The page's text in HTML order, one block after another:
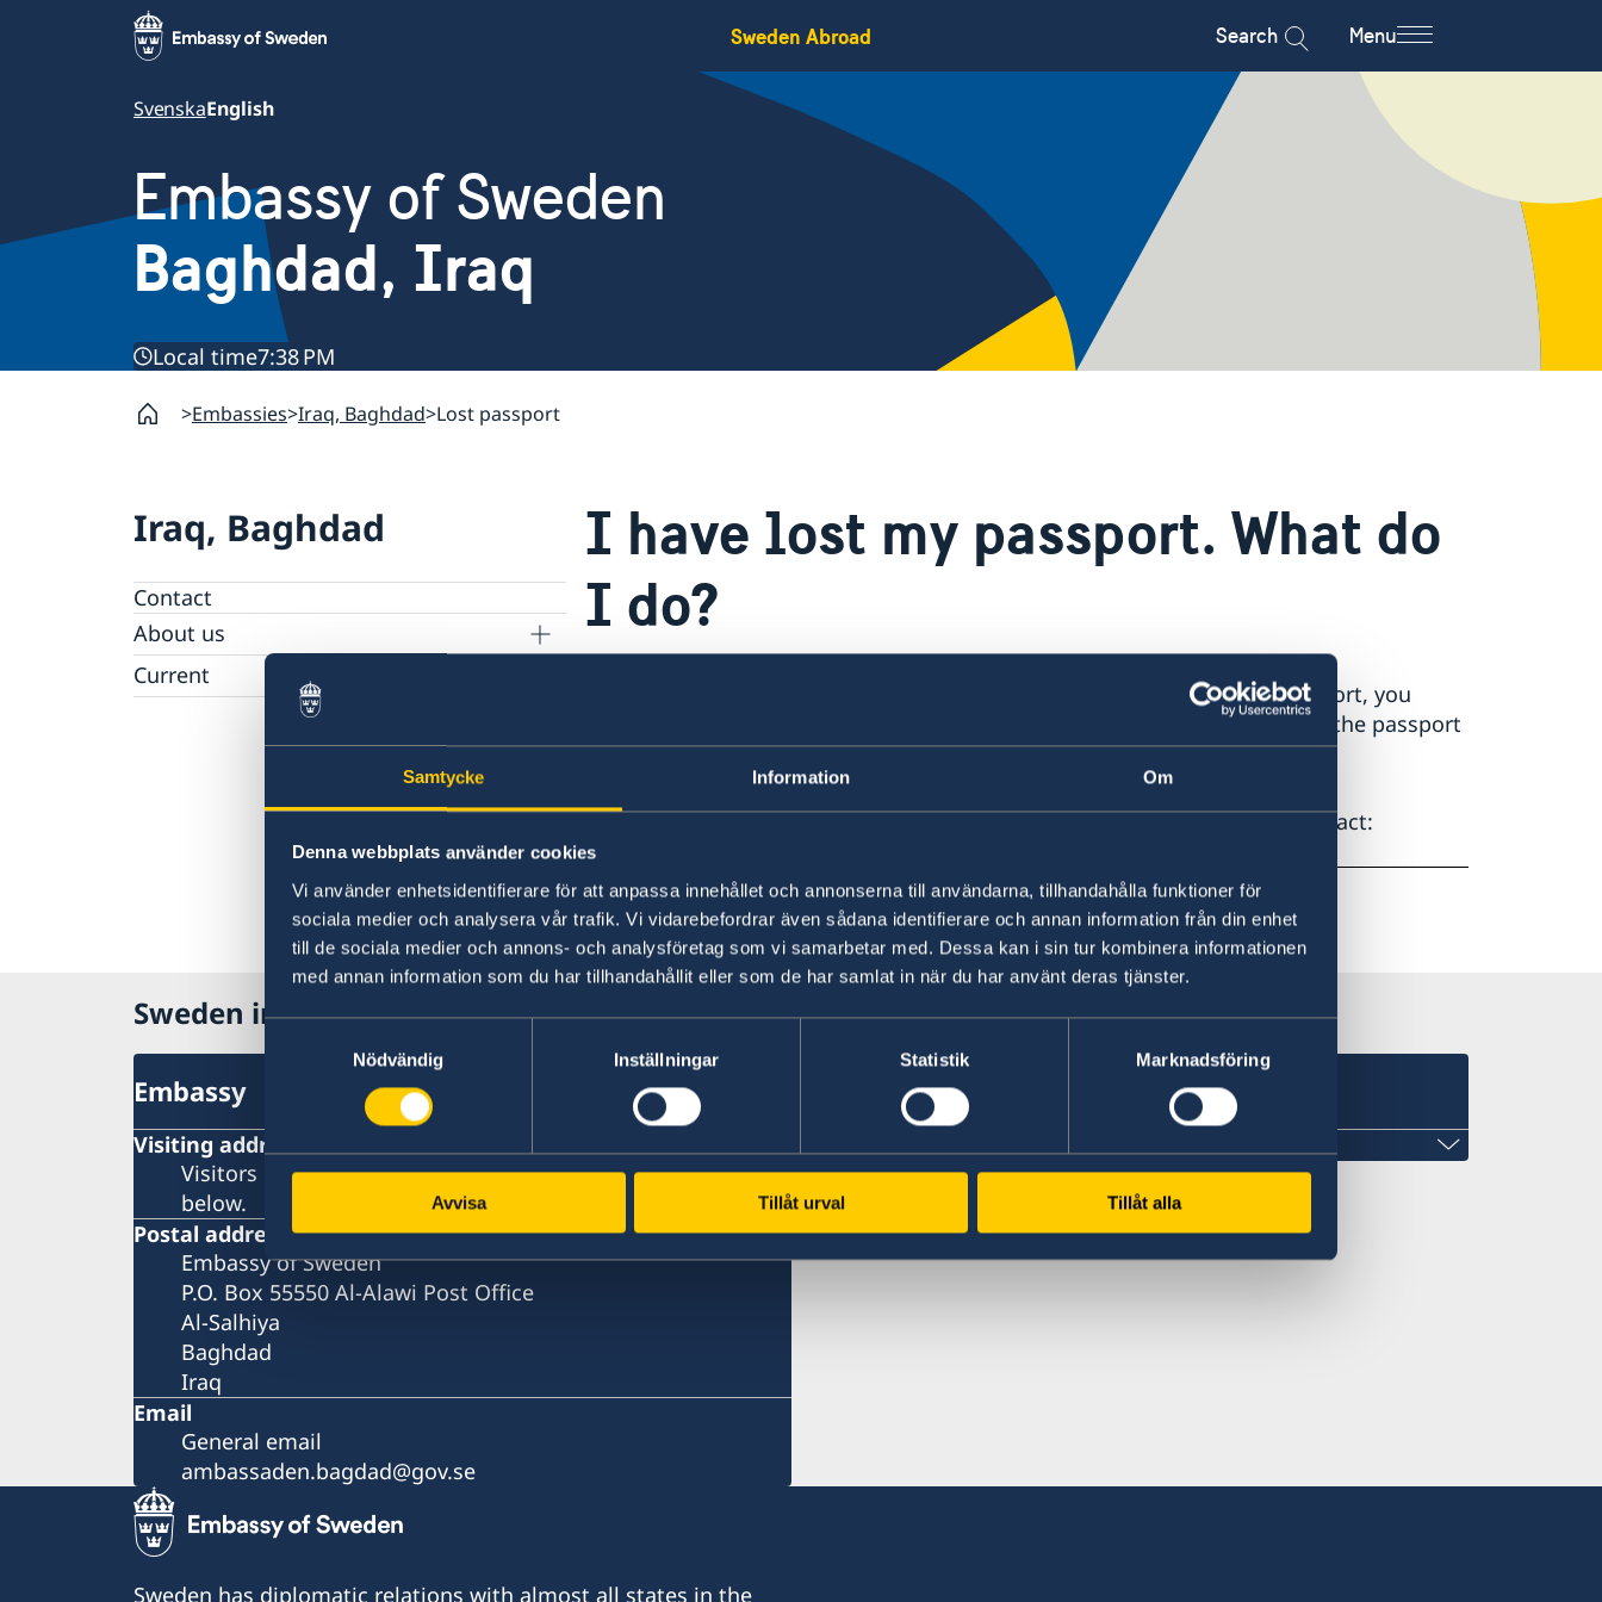
Samtycke Information Om
Denna webbplats använder cookies
Vi använder enhetsidentifierare för att anpassa innehållet och annonserna till användarna, tillhandahålla funktioner för
sociala medier och analysera vår trafik. Vi vidarebefordrar även sådana identifierare och annan information från din enhet
till de sociala medier och annons- och analysföretag som vi samarbetar med. Dessa kan i sin tur kombinera informationen
med annan information som du har tillhandahållit eller som de har samlat in när du har använt deras tjänster.
Nödvändig
Inställningar Statistik Marknadsföring
Avvisa Tillåt urval Tillåt alla
Sweden Abroad Search Menu
SvenskaEnglish
Embassy of Sweden
Baghdad, Iraq
Local time7:38 PM
Embassies Iraq, Baghdad Lost passport
Iraq, Baghdad
Contact
About us
Data Protection Policy (GDPR)
Current
I have lost my passport. What do
I do?
As soon as you find out that you are no longer in possesion of your passport, you
must contact the Police in Sweden via phone +46 77 114 14 00 and report the passport
lost/stolen. Please also contact local police authorities.
When you have received written confirmation from the police, please contact:
ambassaden.bagdad@gov.se
Last updated 01 Dec 2020, 5.32 PM
Sweden in Iraq
Embassy
Visiting address
Visitors must book an appointment in advance. See email
below.
Postal address
Embassy of Sweden
P.O. Box 55550 Al-Alawi Post Office
Al-Salhiya
Baghdad
Iraq
Email
General email
ambassaden.bagdad@gov.se
Swedish Consulates
Gulan Street
Ster Tower, First Floor
Erbil, Kurdistan Region of Iraq
Sweden has diplomatic relations with almost all states in the